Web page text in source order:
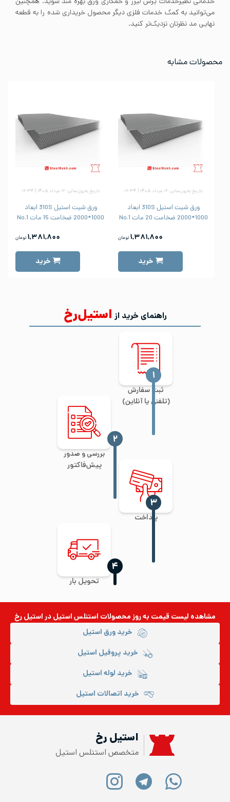
می‌توانید به کمک خدمات فلزی دیگر محصول خریداری شده را به قطعه
نهایی مد نظرتان نزدیک‌تر کنید.
محصولات مشابه
تاریخ به‌روزرسانی: ۱۲ مرداد ۱۴۰۵ | ۱۶:۳۴
ورق شیت استیل 310S ابعاد
1000*2000 ضخامت 20 مات No.1
۱,۳۸۱,۸۰۰ تومان
خرید
تاریخ به‌روزرسانی: ۱۲ مرداد ۱۴۰۵ | ۱۶:۳۴
ورق شیت استیل 310S ابعاد
1000*2000 ضخامت 15 مات No.1
۱,۳۸۱,۸۰۰ تومان
خرید
راهنمای خرید از استیل‌رخ
ثبت سفارش
(تلفنی یا آنلاین)
‍۱
بررسی و صدور
پیش‌فاکتور
‍۲
پرداخت
‍۳
تحویل بار
‍۴
مشاهده لیست قیمت به روزمحصولات استنلس استیلدر استیل رخ
خرید ورق استیل
خرید پروفیل استیل
خرید لوله استیل
خرید اتصالات استیل
استیل رخ
متخصص استنلس استیل